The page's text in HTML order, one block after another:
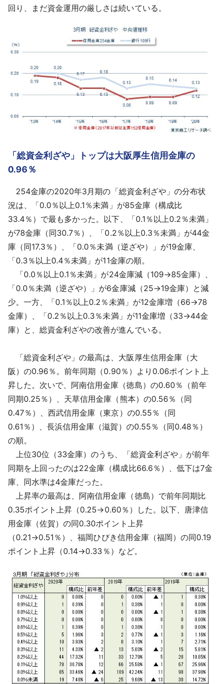
回り、まだ資金運用の厳しさは続いている。
「総資金利ざや」トップは大阪厚生信用金庫の
0.96％
254金庫の2020年3月期の「総資金利ざや」の分布状
況は、「0.0％以上0.1％未満」が85金庫（構成比
33.4％）で最も多かった。以下、「0.1％以上0.2％未満」
が78金庫（同30.7％）、「0.2％以上0.3％未満」が44金
庫（同17.3％）、「0.0％未満（逆ざや）」が19金庫、
「0.3％以上0.4％未満」が11金庫の順。
「0.0％以上0.1％未満」が24金庫減（109→85金庫）、
「0.0％未満（逆ざや）」が6金庫減（25→19金庫）と減
少。一方、「0.1％以上0.2％未満」が12金庫増（66→78
金庫）、「0.2％以上0.3％未満」が11金庫増（33→44金
庫）と、総資金利ざやの改善が進んでいる。
「総資金利ざや」の最高は、大阪厚生信用金庫（大
阪）の0.96％。前年同期（0.90％）より0.06ポイント上
昇した。次いで、阿南信用金庫（徳島）の0.60％（前年
同期0.25％）、天草信用金庫（熊本）の0.56％（同
0.47％）、西武信用金庫（東京）の0.55％（同
0.61％）、長浜信用金庫（滋賀）の0.55％（同0.48％）
の順。
上位30位（33金庫）のうち、「総資金利ざや」が前年
同期を上回ったのは22金庫（構成比66.6％）、低下は7金
庫、同水準は4金庫だった。
上昇率の最高は、阿南信用金庫（徳島）で前年同期比
0.35ポイント上昇（0.25→0.60％）した。以下、唐津信
用金庫（佐賀）の同0.30ポイント上昇
（0.21→0.51％）、福岡ひびき信用金庫（福岡）の同0.19
ポイント上昇（0.14→0.33％）など。